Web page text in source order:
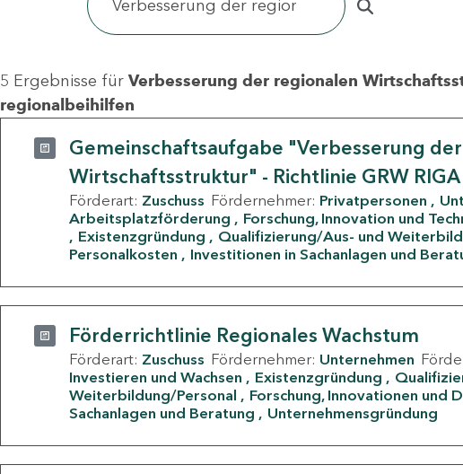
5 Ergebnisse für Verbesserung der regionalen
regionalbeihilfen
Gemeinschaftsaufgabe "Verbesserung
Wirtschaftsstruktur" - Richtlinie GRW RIGA
Förderart: Zuschuss Fördernehmer: Privatpersonen
Arbeitsplatzförderung
Forschung, Innovation und
Existenzgründung
Qualifizierung/Aus- und
Personalkosten
Investitionen in Sachanlagen und
Förderrichtlinie Regionales Wachstum
Förderart: Zuschuss Fördernehmer: Unternehmen
Investieren und Wachsen
Existenzgründung
Weiterbildung/Personal
Forschung, Innovationen und
Sachanlagen und Beratung
Unternehmensgründung